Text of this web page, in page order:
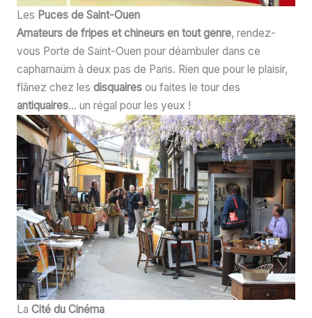
Les Puces de Saint-Ouen
Amateurs de fripes et chineurs en tout genre, rendez-
vous Porte de Saint-Ouen pour déambuler dans ce
capharnaüm à deux pas de Paris. Rien que pour le plaisir,
flânez chez les disquairesou faites le tour des
antiquaires… un régal pour les yeux !
La Cité du Cinéma